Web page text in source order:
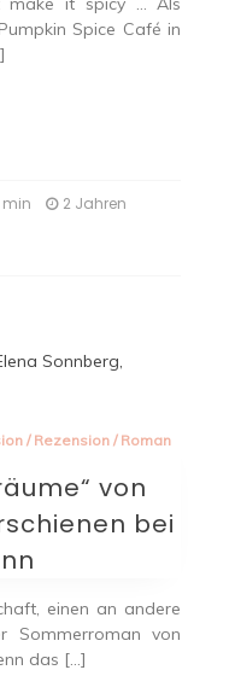
Spice Café in
min
2 Jahren
/ Rezension / Roman
von
bei
einen an andere
Sommerroman von
das […]